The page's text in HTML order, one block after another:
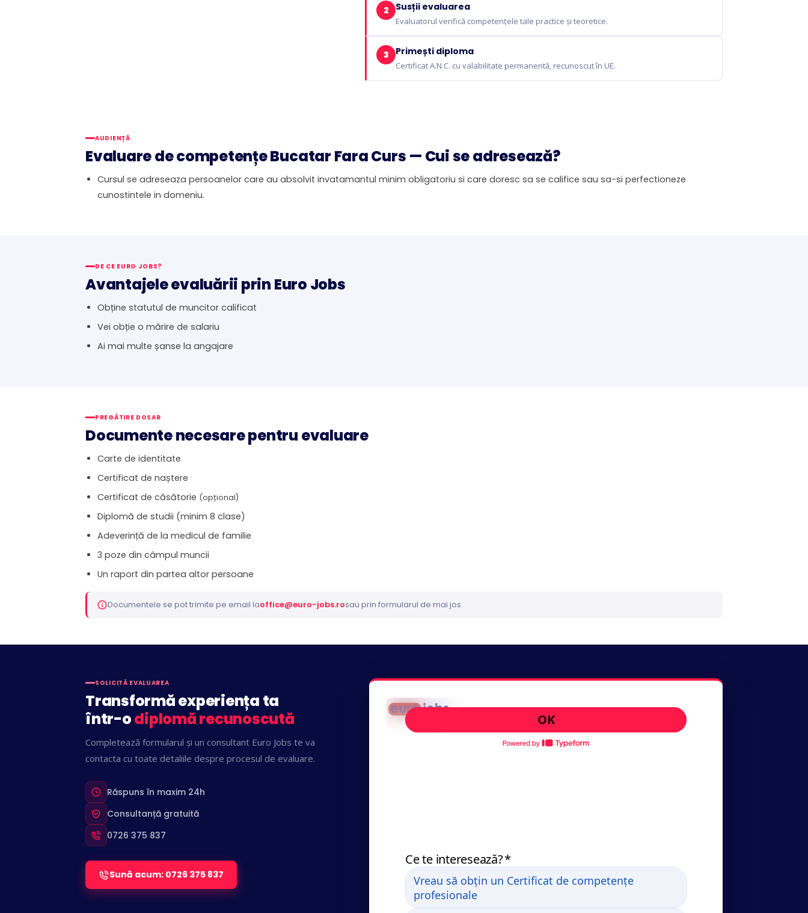
2 Susții evaluarea
Evaluatorul verifică competențele tale practice și teoretice.
3 Primești diploma
Certificat A.N.C. cu valabilitate permanentă, recunoscut în UE.
AUDIENȚĂ
Evaluare de competențe Bucatar Fara Curs — Cui se adresează?
Cursul se adreseaza persoanelor care au absolvit invatamantul minim obligatoriu si care doresc sa se califice sau sa-si perfectioneze
cunostintele in domeniu.
DE CE EURO JOBS?
Avantajele evaluării prin Euro Jobs
Obține statutul de muncitor calificat
Vei obție o mărire de salariu
Ai mai multe șanse la angajare
PREGĂTIRE DOSAR
Documente necesare pentru evaluare
Carte de identitate
Certificat de naștere
Certificat de căsătorie (opțional)
Diplomă de studii (minim 8 clase)
Adeverință de la medicul de familie
3 poze din câmpul muncii
Un raport din partea altor persoane
Documentele se pot trimite pe email laoffice@euro-jobs.rosau prin formularul de mai jos.
SOLICITĂ EVALUAREA
Transformă experiența ta
într-odiplomă recunoscută
Completează formularul și un consultant Euro Jobs te va
contacta cu toate detaliile despre procesul de evaluare.
Răspuns în maxim 24h
Consultanță gratuită
0726 375 837
Sună acum: 0726 375 837